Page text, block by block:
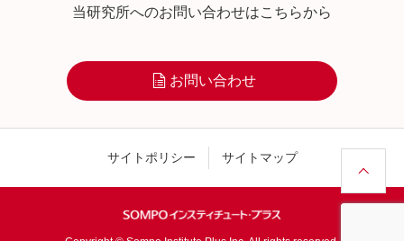
当研究所へのお問い合わせはこちらから
お問い合わせ
サイトポリシー サイトマップ